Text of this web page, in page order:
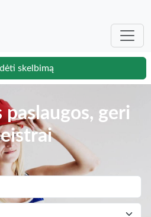
Įdėti skelbimą
paslaugos, geri